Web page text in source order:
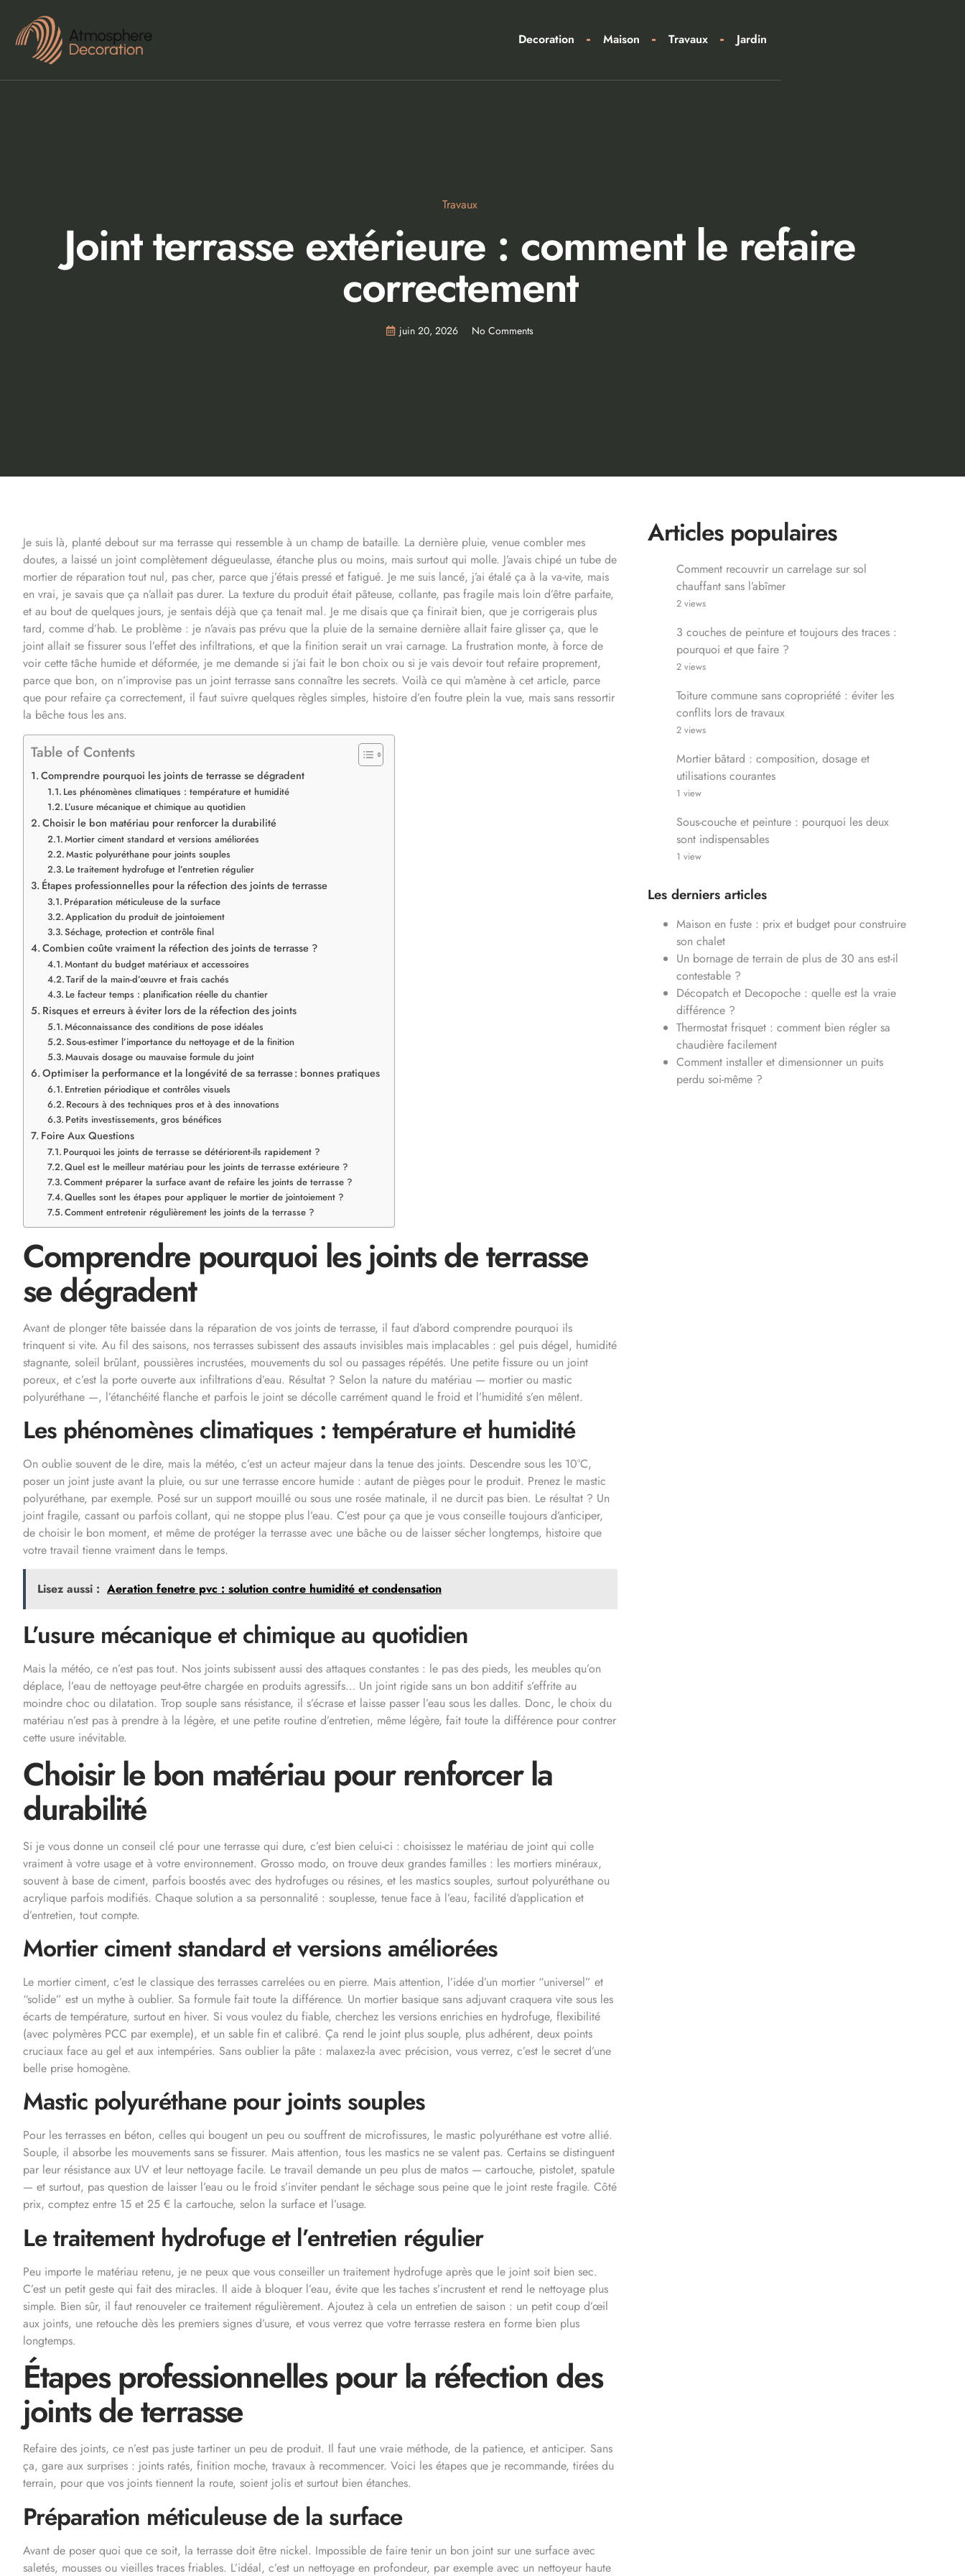
Decoration Maison Travaux Jardin
Travaux
Joint terrasse extérieure : comment le refaire
correctement
juin 20, 2026 No Comments
Je suis là, planté debout sur ma terrasse qui ressemble à un champ de bataille. La dernière pluie, venue combler mes
doutes, a laissé un joint complètement dégueulasse, étanche plus ou moins, mais surtout qui molle. J’avais chipé un tube de
mortier de réparation tout nul, pas cher, parce que j’étais pressé et fatigué. Je me suis lancé, j’ai étalé ça à la va-vite, mais
en vrai, je savais que ça n’allait pas durer. La texture du produit était pâteuse, collante, pas fragile mais loin d’être parfaite,
et au bout de quelques jours, je sentais déjà que ça tenait mal. Je me disais que ça finirait bien, que je corrigerais plus
tard, comme d’hab. Le problème : je n’avais pas prévu que la pluie de la semaine dernière allait faire glisser ça, que le
joint allait se fissurer sous l’effet des infiltrations, et que la finition serait un vrai carnage. La frustration monte, à force de
voir cette tâche humide et déformée, je me demande si j’ai fait le bon choix ou si je vais devoir tout refaire proprement,
parce que bon, on n’improvise pas un joint terrasse sans connaître les secrets. Voilà ce qui m’amène à cet article, parce
que pour refaire ça correctement, il faut suivre quelques règles simples, histoire d’en foutre plein la vue, mais sans ressortir
la bêche tous les ans.
Table of Contents
Comprendre pourquoi les joints de terrasse se dégradent
Les phénomènes climatiques : température et humidité
L’usure mécanique et chimique au quotidien
Choisir le bon matériau pour renforcer la durabilité
Mortier ciment standard et versions améliorées
Mastic polyuréthane pour joints souples
Le traitement hydrofuge et l’entretien régulier
Étapes professionnelles pour la réfection des joints de terrasse
Préparation méticuleuse de la surface
Application du produit de jointoiement
Séchage, protection et contrôle final
Combien coûte vraiment la réfection des joints de terrasse ?
Montant du budget matériaux et accessoires
Tarif de la main-d’œuvre et frais cachés
Le facteur temps : planification réelle du chantier
Risques et erreurs à éviter lors de la réfection des joints
Méconnaissance des conditions de pose idéales
Sous-estimer l’importance du nettoyage et de la finition
Mauvais dosage ou mauvaise formule du joint
Optimiser la performance et la longévité de sa terrasse : bonnes pratiques
Entretien périodique et contrôles visuels
Recours à des techniques pros et à des innovations
Petits investissements, gros bénéfices
Foire Aux Questions
Pourquoi les joints de terrasse se détériorent-ils rapidement ?
Quel est le meilleur matériau pour les joints de terrasse extérieure ?
Comment préparer la surface avant de refaire les joints de terrasse ?
Quelles sont les étapes pour appliquer le mortier de jointoiement ?
Comment entretenir régulièrement les joints de la terrasse ?
Comprendre pourquoi les joints de terrasse
se dégradent
Avant de plonger tête baissée dans la réparation de vos joints de terrasse, il faut d’abord comprendre pourquoi ils
trinquent si vite. Au fil des saisons, nos terrasses subissent des assauts invisibles mais implacables : gel puis dégel, humidité
stagnante, soleil brûlant, poussières incrustées, mouvements du sol ou passages répétés. Une petite fissure ou un joint
poreux, et c’est la porte ouverte aux infiltrations d’eau. Résultat ? Selon la nature du matériau — mortier ou mastic
polyuréthane —, l’étanchéité flanche et parfois le joint se décolle carrément quand le froid et l’humidité s’en mêlent.
Les phénomènes climatiques : température et humidité
On oublie souvent de le dire, mais la météo, c’est un acteur majeur dans la tenue des joints. Descendre sous les 10°C,
poser un joint juste avant la pluie, ou sur une terrasse encore humide : autant de pièges pour le produit. Prenez le mastic
polyuréthane, par exemple. Posé sur un support mouillé ou sous une rosée matinale, il ne durcit pas bien. Le résultat ? Un
joint fragile, cassant ou parfois collant, qui ne stoppe plus l’eau. C’est pour ça que je vous conseille toujours d’anticiper,
de choisir le bon moment, et même de protéger la terrasse avec une bâche ou de laisser sécher longtemps, histoire que
votre travail tienne vraiment dans le temps.
Lisez aussi : Aeration fenetre pvc : solution contre humidité et condensation
L’usure mécanique et chimique au quotidien
Mais la météo, ce n’est pas tout. Nos joints subissent aussi des attaques constantes : le pas des pieds, les meubles qu’on
déplace, l’eau de nettoyage peut-être chargée en produits agressifs… Un joint rigide sans un bon additif s’effrite au
moindre choc ou dilatation. Trop souple sans résistance, il s’écrase et laisse passer l’eau sous les dalles. Donc, le choix du
matériau n’est pas à prendre à la légère, et une petite routine d’entretien, même légère, fait toute la différence pour contrer
cette usure inévitable.
Choisir le bon matériau pour renforcer la
durabilité
Si je vous donne un conseil clé pour une terrasse qui dure, c’est bien celui-ci : choisissez le matériau de joint qui colle
vraiment à votre usage et à votre environnement. Grosso modo, on trouve deux grandes familles : les mortiers minéraux,
souvent à base de ciment, parfois boostés avec des hydrofuges ou résines, et les mastics souples, surtout polyuréthane ou
acrylique parfois modifiés. Chaque solution a sa personnalité : souplesse, tenue face à l’eau, facilité d’application et
d’entretien, tout compte.
Mortier ciment standard et versions améliorées
Le mortier ciment, c’est le classique des terrasses carrelées ou en pierre. Mais attention, l’idée d’un mortier “universel” et
“solide” est un mythe à oublier. Sa formule fait toute la différence. Un mortier basique sans adjuvant craquera vite sous les
écarts de température, surtout en hiver. Si vous voulez du fiable, cherchez les versions enrichies en hydrofuge, flexibilité
(avec polymères PCC par exemple), et un sable fin et calibré. Ça rend le joint plus souple, plus adhérent, deux points
cruciaux face au gel et aux intempéries. Sans oublier la pâte : malaxez-la avec précision, vous verrez, c’est le secret d’une
belle prise homogène.
Mastic polyuréthane pour joints souples
Pour les terrasses en béton, celles qui bougent un peu ou souffrent de microfissures, le mastic polyuréthane est votre allié.
Souple, il absorbe les mouvements sans se fissurer. Mais attention, tous les mastics ne se valent pas. Certains se distinguent
par leur résistance aux UV et leur nettoyage facile. Le travail demande un peu plus de matos — cartouche, pistolet, spatule
— et surtout, pas question de laisser l’eau ou le froid s’inviter pendant le séchage sous peine que le joint reste fragile. Côté
prix, comptez entre 15 et 25 € la cartouche, selon la surface et l’usage.
Le traitement hydrofuge et l’entretien régulier
Peu importe le matériau retenu, je ne peux que vous conseiller un traitement hydrofuge après que le joint soit bien sec.
C’est un petit geste qui fait des miracles. Il aide à bloquer l’eau, évite que les taches s’incrustent et rend le nettoyage plus
simple. Bien sûr, il faut renouveler ce traitement régulièrement. Ajoutez à cela un entretien de saison : un petit coup d’œil
aux joints, une retouche dès les premiers signes d’usure, et vous verrez que votre terrasse restera en forme bien plus
longtemps.
Étapes professionnelles pour la réfection des
joints de terrasse
Refaire des joints, ce n’est pas juste tartiner un peu de produit. Il faut une vraie méthode, de la patience, et anticiper. Sans
ça, gare aux surprises : joints ratés, finition moche, travaux à recommencer. Voici les étapes que je recommande, tirées du
terrain, pour que vos joints tiennent la route, soient jolis et surtout bien étanches.
Préparation méticuleuse de la surface
Avant de poser quoi que ce soit, la terrasse doit être nickel. Impossible de faire tenir un bon joint sur une surface avec
saletés, mousses ou vieilles traces friables. L’idéal, c’est un nettoyage en profondeur, par exemple avec un nettoyeur haute
Articles populaires
Comment recouvrir un carrelage sur sol
chauffant sans l’abîmer
2 views
3 couches de peinture et toujours des traces :
pourquoi et que faire ?
2 views
Toiture commune sans copropriété : éviter les
conflits lors de travaux
2 views
Mortier bâtard : composition, dosage et
utilisations courantes
1 view
Sous-couche et peinture : pourquoi les deux
sont indispensables
1 view
Les derniers articles
Maison en fuste : prix et budget pour construire
son chalet
Un bornage de terrain de plus de 30 ans est-il
contestable ?
Décopatch et Decopoche : quelle est la vraie
différence ?
Thermostat frisquet : comment bien régler sa
chaudière facilement
Comment installer et dimensionner un puits
perdu soi-même ?